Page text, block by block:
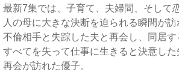
最新7集では、子育て、夫婦間、そして
人の母に大きな決断を迫られる瞬間が訪
不倫相手と失踪した夫と再会し、同居す
すべてを失って仕事に生きると決意し
再会が訪れた優子。